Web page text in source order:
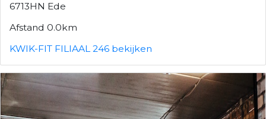
6713HN Ede
Afstand 0.0km
KWIK-FIT FILIAAL 246 bekijken